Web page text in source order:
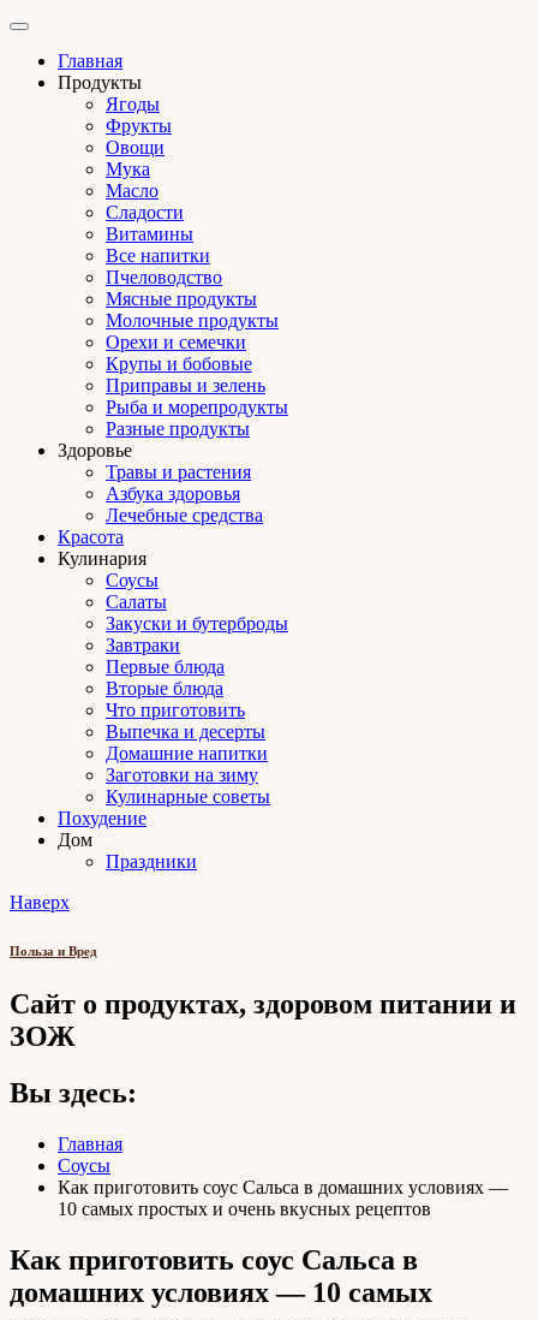
Главная
Продукты
Ягоды
Фрукты
Овощи
Мука
Масло
Сладости
Витамины
Все напитки
Пчеловодство
Мясные продукты
Молочные продукты
Орехи и семечки
Крупы и бобовые
Приправы и зелень
Рыба и морепродукты
Разные продукты
Здоровье
Травы и растения
Азбука здоровья
Лечебные средства
Красота
Кулинария
Соусы
Салаты
Закуски и бутерброды
Завтраки
Первые блюда
Вторые блюда
Что приготовить
Выпечка и десерты
Домашние напитки
Заготовки на зиму
Кулинарные советы
Похудение
Дом
Праздники
Наверх
Польза и Вред
Сайт о продуктах, здоровом питании и
ЗОЖ
Вы здесь:
Главная
Соусы
Как приготовить соус Сальса в домашних условиях —
10 самых простых и очень вкусных рецептов
Как приготовить соус Сальса в
домашних условиях — 10 самых